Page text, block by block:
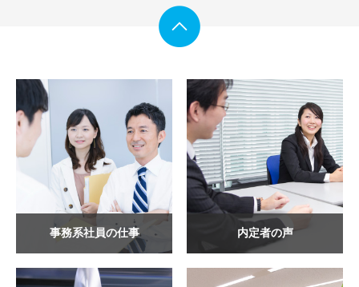
事務系社員の仕事 内定者の声